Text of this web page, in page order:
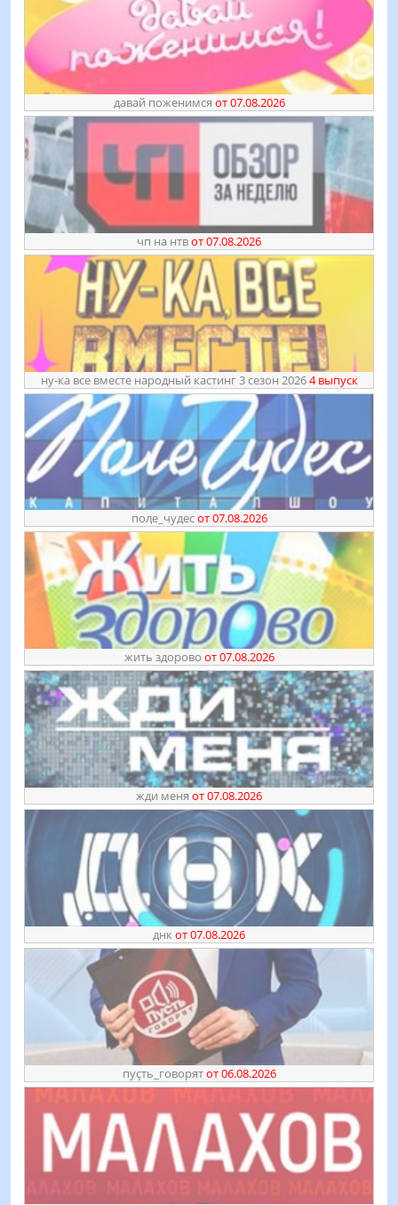
давай поженимся от 07.08.2026
чп на нтвот 07.08.2026
ну-ка все вместе народный кастинг 3 сезон 20264 выпуск
поӆе_чудесот 07.08.2026
жить здорово от 07.08.2026
жди меня от 07.08.2026
днк от 07.08.2026
пуҫть_говорятот 06.08.2026